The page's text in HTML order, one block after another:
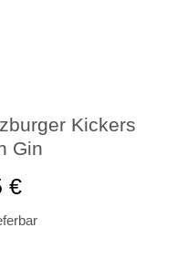
Kickers
Gin
€